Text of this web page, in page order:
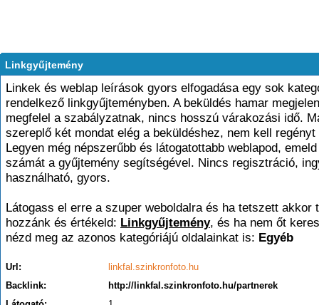
Linkgyűjtemény
Linkek és weblap leírások gyors elfogadása egy sok
rendelkező linkgyűjteményben. A beküldés hamar
megfelel a szabályzatnak, nincs hosszú várakozási idő.
szereplő két mondat elég a beküldéshez, nem kell regényt
Legyen még népszerűbb és látogatottabb weblapod,
számát a gyűjtemény segítségével. Nincs regisztráció,
használható, gyors.
Látogass el erre a szuper weboldalra és ha tetszett akkor
hozzánk és értékeld: Linkgyűjtemény, és ha nem őt
nézd meg az azonos kategóriájú oldalainkat is: Egyéb
Url:
linkfal.szinkronfoto.hu
Backlink:
http://linkfal.szinkronfoto.hu/partnerek